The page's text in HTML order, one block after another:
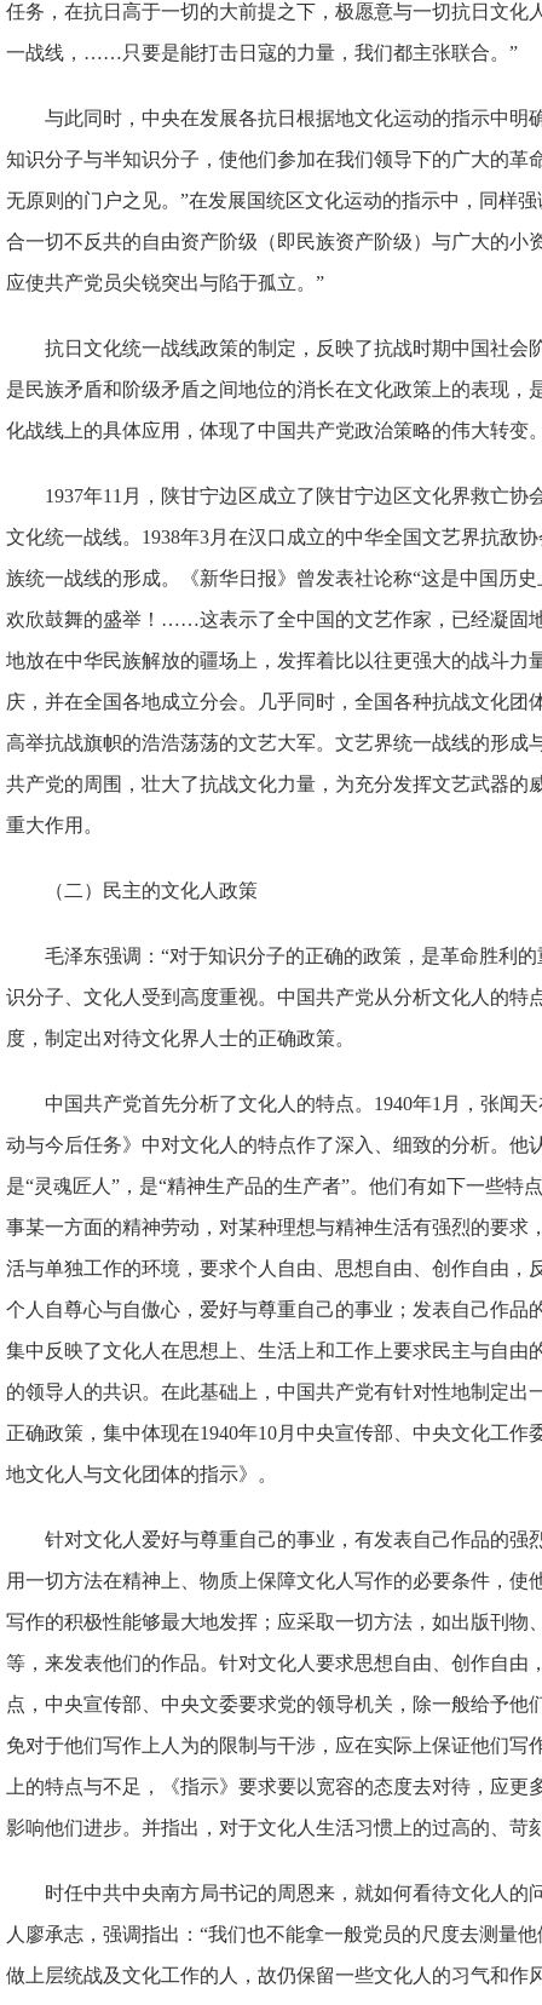
任务，在抗日高于一切的大前提之下，极愿意与一切抗日文化
一战线，……只要是能打击日寇的力量，我们都主张联合。”
与此同时，中央在发展各抗日根据地文化运动的指示中明
知识分子与半知识分子，使他们参加在我们领导下的广大的革
无原则的门户之见。”在发展国统区文化运动的指示中，同样
合一切不反共的自由资产阶级（即民族资产阶级）与广大的小
应使共产党员尖锐突出与陷于孤立。”
抗日文化统一战线政策的制定，反映了抗战时期中国社会
是民族矛盾和阶级矛盾之间地位的消长在文化政策上的表现，
化战线上的具体应用，体现了中国共产党政治策略的伟大转变
1937年11月，陕甘宁边区成立了陕甘宁边区文化界救亡
文化统一战线。1938年3月在汉口成立的中华全国文艺界抗敌
族统一战线的形成。《新华日报》曾发表社论称“这是中国历
欢欣鼓舞的盛举！……这表示了全中国的文艺作家，已经凝固
地放在中华民族解放的疆场上，发挥着比以往更强大的战斗力
庆，并在全国各地成立分会。几乎同时，全国各种抗战文化团
高举抗战旗帜的浩浩荡荡的文艺大军。文艺界统一战线的形成
共产党的周围，壮大了抗战文化力量，为充分发挥文艺武器的
重大作用。
（二）民主的文化人政策
毛泽东强调：“对于知识分子的正确的政策，是革命胜利
识分子、文化人受到高度重视。中国共产党从分析文化人的特
度，制定出对待文化界人士的正确政策。
中国共产党首先分析了文化人的特点。1940年1月，张闻
动与今后任务》中对文化人的特点作了深入、细致的分析。他
是“灵魂匠人”，是“精神生产品的生产者”。他们有如下一些特
事某一方面的精神劳动，对某种理想与精神生活有强烈的要求
活与单独工作的环境，要求个人自由、思想自由、创作自由，
个人自尊心与自傲心，爱好与尊重自己的事业；发表自己作品
集中反映了文化人在思想上、生活上和工作上要求民主与自由
的领导人的共识。在此基础上，中国共产党有针对性地制定出
正确政策，集中体现在1940年10月中央宣传部、中央文化工
地文化人与文化团体的指示》。
针对文化人爱好与尊重自己的事业，有发表自己作品的强
用一切方法在精神上、物质上保障文化人写作的必要条件，使
写作的积极性能够最大地发挥；应采取一切方法，如出版刊物
等，来发表他们的作品。针对文化人要求思想自由、创作自由
点，中央宣传部、中央文委要求党的领导机关，除一般给予他
免对于他们写作上人为的限制与干涉，应在实际上保证他们写
上的特点与不足，《指示》要求要以宽容的态度去对待，应
影响他们进步。并指出，对于文化人生活习惯上的过高的、苛
时任中共中央南方局书记的周恩来，就如何看待文化人的
人廖承志，强调指出：“我们也不能拿一般党员的尺度去测量
做上层统战及文化工作的人，故仍保留一些文化人的习气和作